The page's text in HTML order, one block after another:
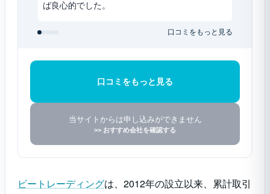
ば良心的でした。
口コミをもっと見る
口コミをもっと見る
当サイトからは申し込みができません
>> おすすめ会社を確認する
ビートレーディングは、2012年の設立以来、累計取引